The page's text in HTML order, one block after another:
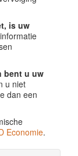
is uw
bent u uw
u niet
dan een
Economie.